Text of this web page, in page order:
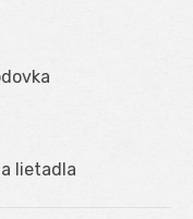
lietadla